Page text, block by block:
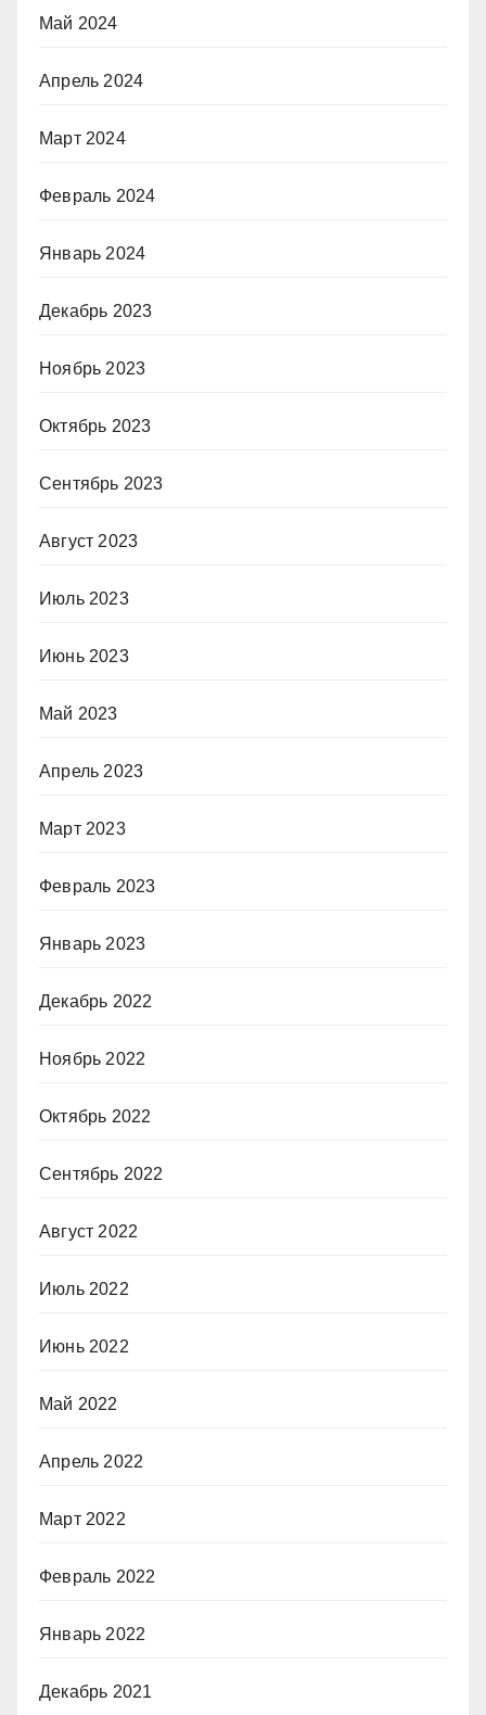
Май 2024
Апрель 2024
Март 2024
Февраль 2024
Январь 2024
Декабрь 2023
Ноябрь 2023
Октябрь 2023
Сентябрь 2023
Август 2023
Июль 2023
Июнь 2023
Май 2023
Апрель 2023
Март 2023
Февраль 2023
Январь 2023
Декабрь 2022
Ноябрь 2022
Октябрь 2022
Сентябрь 2022
Август 2022
Июль 2022
Июнь 2022
Май 2022
Апрель 2022
Март 2022
Февраль 2022
Январь 2022
Декабрь 2021